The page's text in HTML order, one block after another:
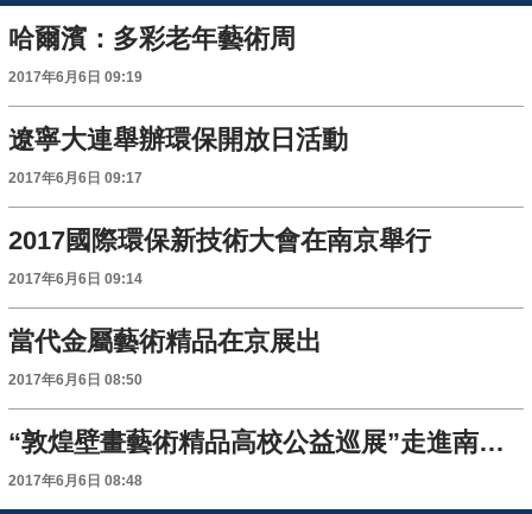
哈爾濱：多彩老年藝術周
2017年6月6日 09:19
遼寧大連舉辦環保開放日活動
2017年6月6日 09:17
2017國際環保新技術大會在南京舉行
2017年6月6日 09:14
當代金屬藝術精品在京展出
2017年6月6日 08:50
“敦煌壁畫藝術精品高校公益巡展”走進南京東南大學
2017年6月6日 08:48